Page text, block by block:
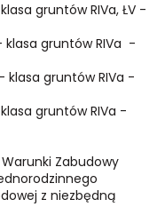
gruntów RIVa, ŁV -
klasa gruntów RIVa -
klasa gruntów RIVa -
gruntów RIVa -
Zabudowy
z niezbędną